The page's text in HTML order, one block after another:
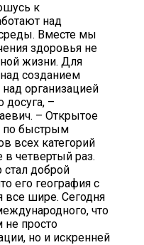
к
над
Вместе мы
здоровья не
жизни. Для
созданием
организацией
досуга, –
– Открытое
по быстрым
всех категорий
в четвертый раз.
стал доброй
его география с
все шире. Сегодня
что
не просто
но и искренней